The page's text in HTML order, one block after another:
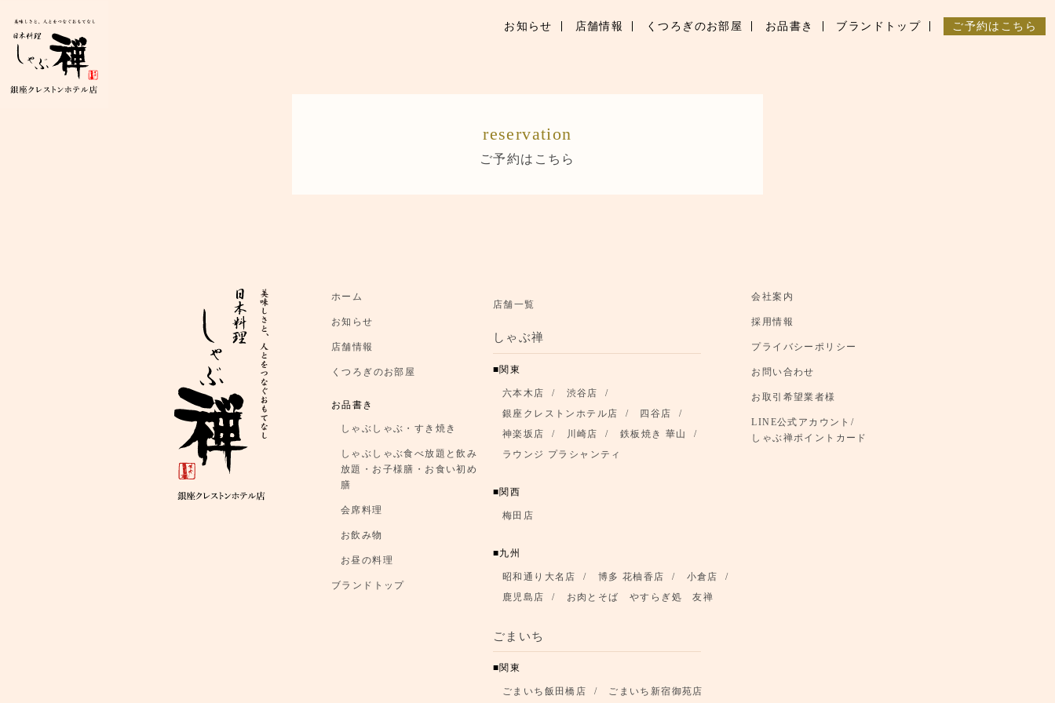
くつろぎのお部屋
お知らせ 店舗情報 くつろぎのお部屋 お品書き ブランドトップ ご予約はこちら
reservation
ご予約はこちら
ホーム
お知らせ
店舗情報
くつろぎのお部屋
お品書き
しゃぶしゃぶ・すき焼き
しゃぶしゃぶ食べ放題と飲み
放題・お子様膳・お食い初め
膳
会席料理
お飲み物
お昼の料理
ブランドトップ
店舗一覧
しゃぶ禅
関東
六本木店
渋谷店
銀座クレストンホテル店
四谷店
神楽坂店
川崎店
鉄板焼き 華山
ラウンジ プラシャンティ
関西
梅田店
九州
昭和通り大名店 博多 花柚香店
小倉店
鹿児島店
お肉とそば やすらぎ処 友禅
ごまいち
関東
ごまいち飯田橋店 ごまいち新宿御苑店
会社案内
採用情報
プライバシーポリシー
お問い合わせ
お取引希望業者様
LINE公式アカウント/
しゃぶ禅ポイントカード